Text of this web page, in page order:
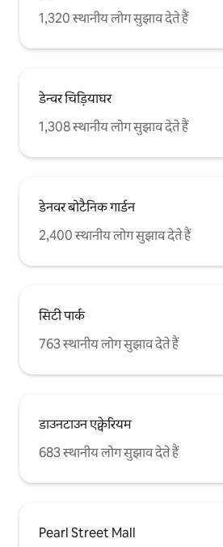
1,320 स्थानीय लोग सुझाव देते हैं
डेन्वर चिड़ियाघर
1,308 स्थानीय लोग सुझाव देते हैं
डेनवर बोटैनिक गार्डन
2,400 स्थानीय लोग सुझाव देते हैं
सिटी पार्क
763 स्थानीय लोग सुझाव देते हैं
डाउनटाउन एक्वेरियम
683 स्थानीय लोग सुझाव देते हैं
Pearl Street Mall